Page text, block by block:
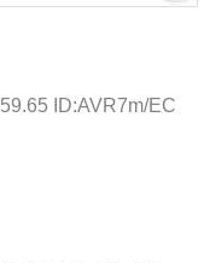
ID:AVR7m/EC